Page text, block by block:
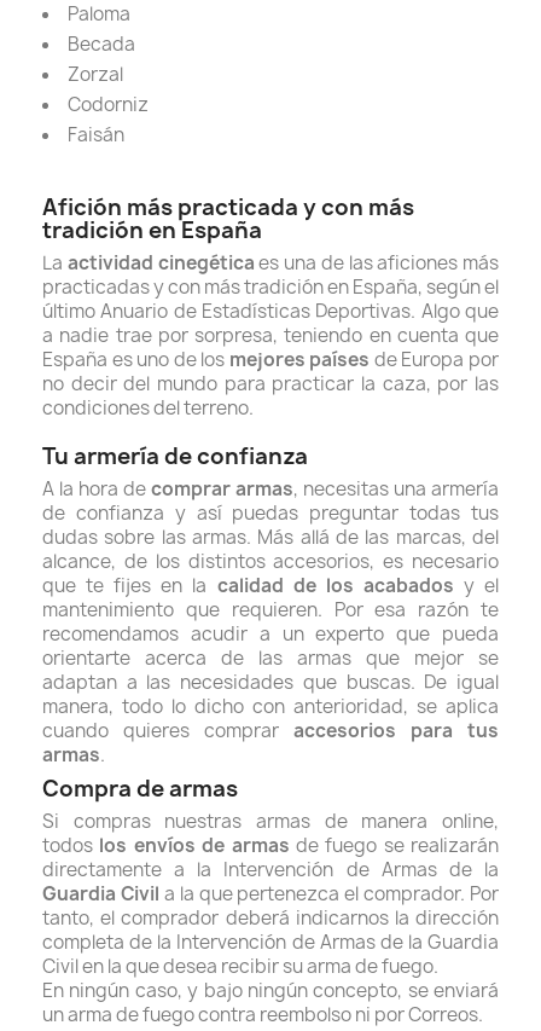
Paloma
Becada
Zorzal
Codorniz
Faisán
Afición más practicada y con más
tradición en España
La actividad cinegéticaes una de las aficiones más
practicadas y con más tradición en España, según el
último Anuario de Estadísticas Deportivas. Algo que
a nadie trae por sorpresa, teniendo en cuenta que
España es uno de los mejores países de Europa por
no decir del mundo para practicar la caza, por las
condiciones del terreno.
Tu armería de confianza
A la hora decomprar armas, necesitas una armería
de confianza y así puedas preguntar todas tus
dudas sobre las armas. Más allá de las marcas, del
alcance, de los distintos accesorios, es necesario
que te fijes en la calidad de los acabados y el
mantenimiento que requieren. Por esa razón te
recomendamos acudir a un experto que pueda
orientarte acerca de las armas que mejor se
adaptan a las necesidades que buscas. De igual
manera, todo lo dicho con anterioridad, se aplica
cuando quieres comprar accesorios para tus
armas.
Compra de armas
Si compras nuestras armas de manera online,
todos los envíos de armas de fuego se realizarán
directamente a la Intervención de Armas de la
Guardia Civil a la que pertenezca el comprador. Por
tanto, el comprador deberá indicarnos la dirección
completa de la Intervención de Armas de la Guardia
Civil en la que desea recibir su arma de fuego.
En ningún caso, y bajo ningún concepto, se enviará
un arma de fuego contra reembolso ni por Correos.